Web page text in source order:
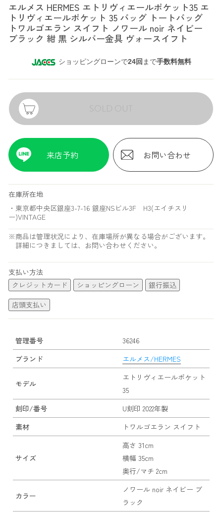
エルメス HERMES エトリヴィエールポケット35 エ
トリヴィエールポケット 35 バッグ トートバッグ
トワルゴエラン スイフト ノワール noir ネイビー
ブラック 紺 黒 シルバー金具 ヴォースイフト
ショッピングローンで24回 まで手数料無料
来店予約 お問い合わせ
在庫所在地
・東京都中央区銀座3-7-16 銀座NSビル3F H3(エイチスリ
ー)VINTAGE
※商品は管理状況により、在庫場所が異なる場合がございます。
詳細につきましては、お問い合わせください。
支払い方法
クレジットカード
ショッピングローン
銀行振込
店頭支払い
管理番号
36246
ブランド
エルメス/HERMES
モデル
エトリヴィエールポケット
35
刻印/番号
U刻印 2022年製
素材
トワルゴエラン スイフト
サイズ
高さ 31cm
横幅 35cm
奥行/マチ 2cm
カラー
ノワール noir ネイビー ブ
ラック